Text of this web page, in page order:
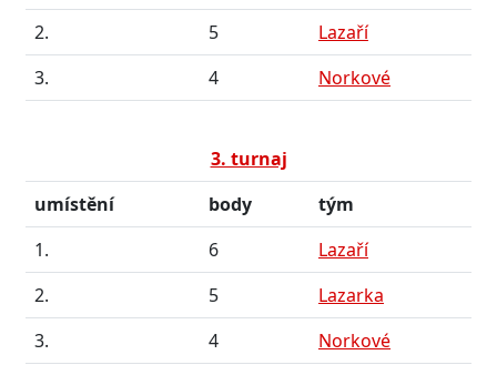
2.
5
Lazaří
3.
4 Norkové
3. turnaj
umístění
body
tým
1.
6
Lazaří
2.
5
Lazarka
3.
4 Norkové